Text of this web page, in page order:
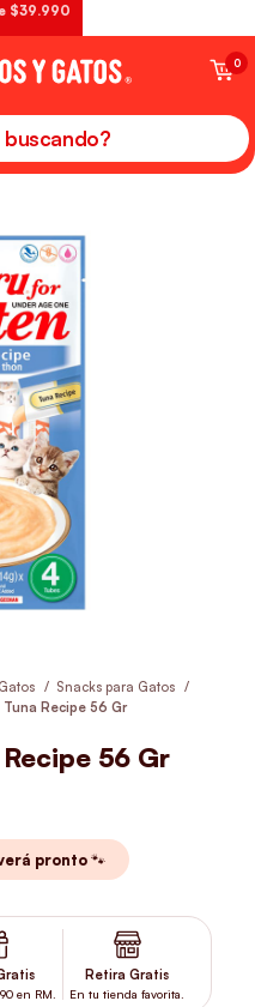
0
Snacks para Gatos
Recipe 56 Gr
56 Gr
pronto 🐾
en RM.
Retira Gratis
En tu tienda favorita.
$39.990